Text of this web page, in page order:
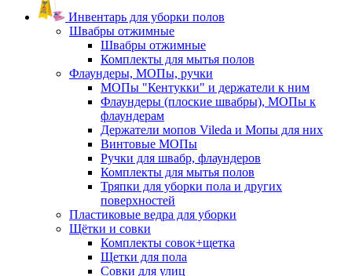
Инвентарь для уборки полов
Швабры отжимные
Швабры отжимные
Комплекты для мытья полов
Флаундеры, МОПы, ручки
МОПы "Кентукки" и держатели к ним
Флаундеры (плоские швабры), МОПы к
флаундерам
Держатели мопов Vileda и Мопы для них
Винтовые МОПы
Ручки для швабр, флаундеров
Комплекты для мытья полов
Тряпки для уборки пола и других
поверхностей
Пластиковые ведра для уборки
Щётки и совки
Комплекты совок+щетка
Щетки для пола
Совки для улиц